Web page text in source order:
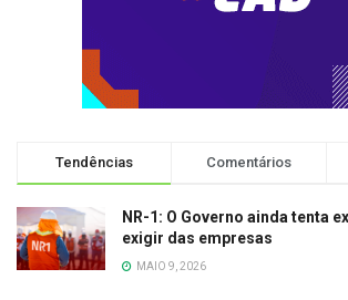
Tendências Comentários
NR-1: O Governo ainda tenta
exigir das empresas
MAIO 9, 2026